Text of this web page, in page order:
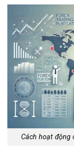
Cách hoạt động